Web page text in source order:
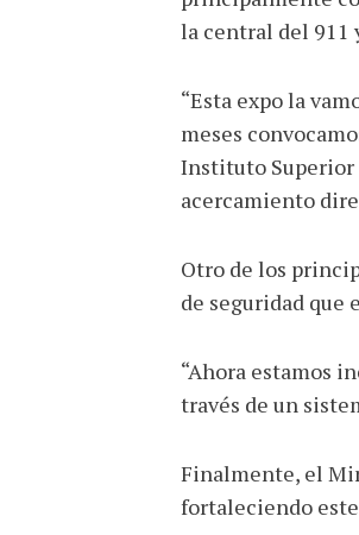
la central del 911
“Esta expo la
meses
Instituto Superior
acercamiento
Otro de los
de seguridad que
“Ahora estamos
través de un
Finalmente, el
fortaleciendo